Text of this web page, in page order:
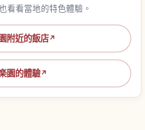
看看當地的特色體驗。
附近的飯店↗
園的體驗↗